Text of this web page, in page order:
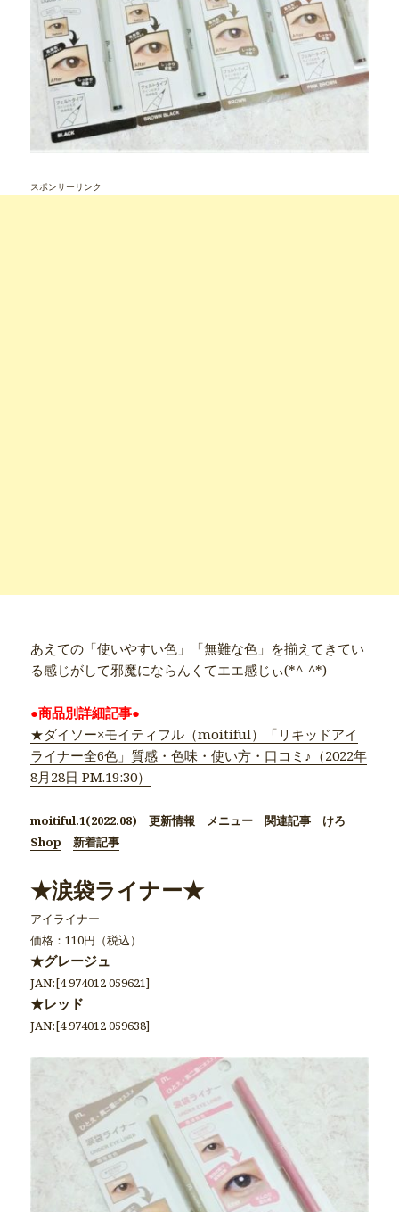
スポンサーリンク
あえての「使いやすい色」「無難な色」を揃えてきてい
る感じがして邪魔にならんくてエエ感じぃ(*^-^*)
★ダイソー×モイティフル（moitiful）「リキッドアイ
ライナー全6色」質感・色味・使い方・口コミ♪（2022年
8月28日 PM.19:30）
moitiful.1(2022.08) 更新情報 メニュー 関連記事
けろ
Shop
新着記事
★涙袋ライナー★
アイライナー
価格：110円（税込）
★グレージュ
JAN:[4 974012 059621]
★レッド
JAN:[4 974012 059638]